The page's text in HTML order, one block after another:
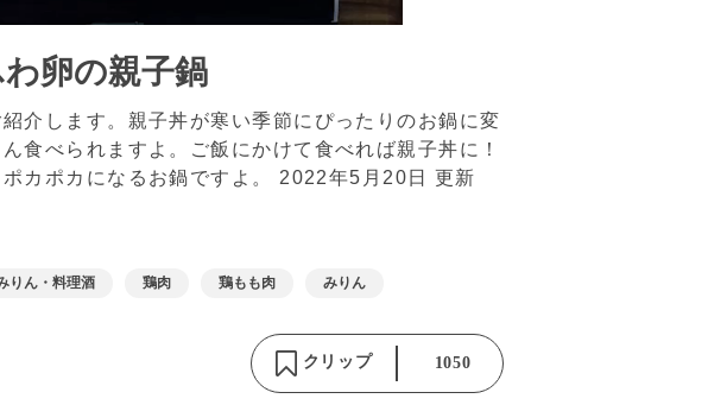
卵の親子鍋
介します。親子丼が寒い季節にぴったりのお鍋に変
食べられますよ。ご飯にかけて食べれば親子丼に！
カポカになるお鍋ですよ。 2022年5月20日 更新
りん・料理酒 鶏肉 鶏もも肉 みりん
クリップ 1050